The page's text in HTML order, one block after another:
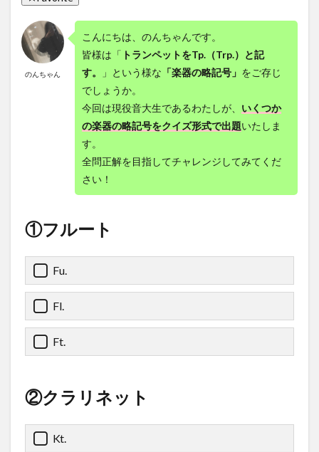
のんちゃん
こんにちは、のんちゃんです。
皆様は「 トランペットをTp.（Trp.）と記
す。
」という様な 「楽器の略記号」 をご存じ
でしょうか。
今回は現役音大生であるわたしが、 いくつか
の楽器の略記号をクイズ形式で出題いたしま
す。
全問正解を目指してチャレンジしてみてくだ
さい！
①フルート
Fu.
Fl.
Ft.
②クラリネット
Kt.